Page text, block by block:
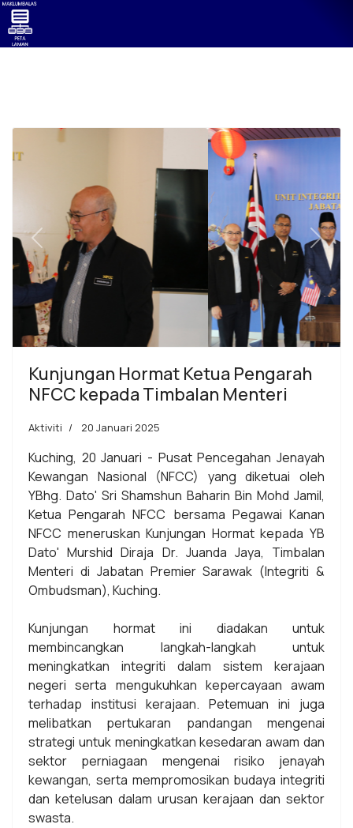
Previous Next
Kunjungan Hormat Ketua Pengarah
NFCC kepada Timbalan Menteri
Aktiviti 20 Januari 2025
Kuching, 20 Januari - Pusat Pencegahan Jenayah
Kewangan Nasional (NFCC) yang diketuai oleh
YBhg. Dato' Sri Shamshun Baharin Bin Mohd Jamil,
Ketua Pengarah NFCC bersama Pegawai Kanan
NFCC meneruskan Kunjungan Hormat kepada YB
Dato' Murshid Diraja Dr. Juanda Jaya, Timbalan
Menteri di Jabatan Premier Sarawak (Integriti &
Ombudsman), Kuching.
Kunjungan hormat ini diadakan untuk
membincangkan langkah-langkah untuk
meningkatkan integriti dalam sistem kerajaan
negeri serta mengukuhkan kepercayaan awam
terhadap institusi kerajaan. Petemuan ini juga
melibatkan pertukaran pandangan mengenai
strategi untuk meningkatkan kesedaran awam dan
sektor perniagaan mengenai risiko jenayah
kewangan, serta mempromosikan budaya integriti
dan ketelusan dalam urusan kerajaan dan sektor
swasta.